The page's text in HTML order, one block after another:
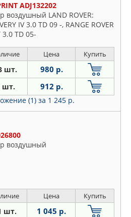
ADJ132202
воздушный LAND ROVER:
IV 3.0 TD 09 -, RANGE ROVER
3.0 TD 05-
Цена Купить
шт. 980 р.
шт. 912 р.
(1) за 1 245 р.
воздушный
Цена Купить
шт. 1 045 р.